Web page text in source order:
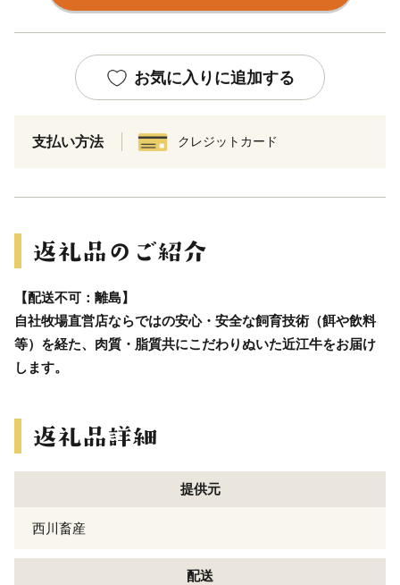
お気に入りに追加する
支払い方法 クレジットカード
【配送不可：離島】
自社牧場直営店ならではの安心・安全な飼育技術（餌や飲料
等）を経た、肉質・脂質共にこだわりぬいた近江牛をお届け
します。
提供元
西川畜産
配送